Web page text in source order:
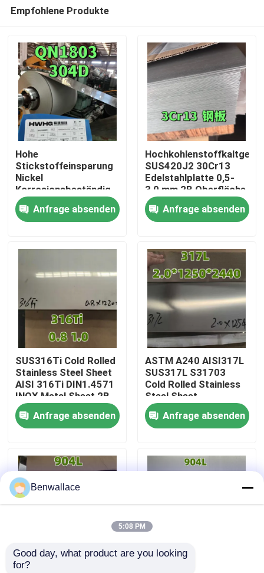
Videos
Über uns
Werksbesichtigung
Qualitätskontrolle
Kontakt mit uns
Neuigkeiten
Bitte um ein Angebot
Empfohlene Produkte
Hohe
Stickstoffeinsparung
Nickel
Korrosionsbeständig
304D QN1803
Edelstahlblech 2mm
2B Oberfläche zur
Anfrage absenden
SUS420J2 30Cr13
Edelstahlplatte 0,5-
3,0 mm 2B Oberfläche
für Messer
Anfrage absenden
SUS316Ti Cold Rolled
Stainless Steel Sheet
AISI 316Ti DIN1.4571
INOX Metal Sheet 2B
0.8mm
Anfrage absenden
ASTM A240 AISI317L
SUS317L S31703
Cold Rolled Stainless
Steel Sheet
2.0*1220*2440MM
Anfrage absenden
SS904L Metallic Sheet
Benwallace
5:08 PM
Good day, what product are you looking
for?